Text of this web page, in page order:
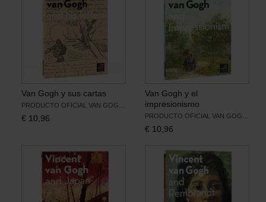
Van Gogh y sus cartas
€ 10,96
Van Gogh y el
impresionismo
€ 10,96